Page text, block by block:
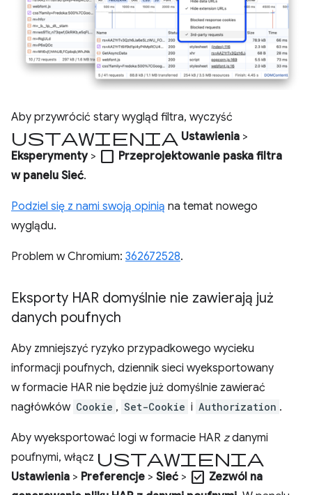
Aby przywrócić stary wygląd filtra, wyczyść
ustawienia Ustawienia >
Eksperymenty> check_box_outline_blank Przeprojektowanie paska filtra
w panelu Sieć.
Podziel się z nami swoją opinią na temat nowego
wyglądu.
Problem w Chromium: 362672528.
Eksporty HAR domyślnie nie zawierają już
danych poufnych
Aby zmniejszyć ryzyko przypadkowego wycieku
informacji poufnych, dziennik sieci wyeksportowany
w formacie HAR nie będzie już domyślnie zawierać
nagłówków Cookie , Set-Cookie i Authorization .
Aby wyeksportować logi w formacie HAR zdanymi
poufnymi, włącz ustawienia
Ustawienia > Preferencje > Sieć > check_box Zezwól na